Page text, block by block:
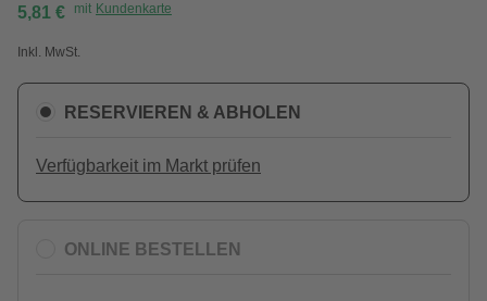
5,81 € mit Kundenkarte
Inkl. MwSt.
RESERVIEREN & ABHOLEN
Verfügbarkeit im Markt prüfen
ONLINE BESTELLEN